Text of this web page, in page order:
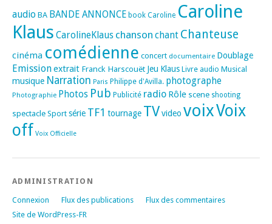
audio BA BANDE ANNONCE book Caroline Caroline
Klaus CarolineKlaus chanson chant Chanteuse
cinéma comédienne concert documentaire Doublage
Emissionextrait Franck Harscouët Jeu Klaus Livre audio Musical
musique Narration Paris Philippe d'Avilla. photographe
Photographie Photos Pub Publicité radio Rôle scene shooting
spectacle Sport série TF1 tournage TVvideo voixVoix
off Voix Officielle
ADMINISTRATION
Connexion Flux des publications
Flux des commentaires
Site de WordPress-FR